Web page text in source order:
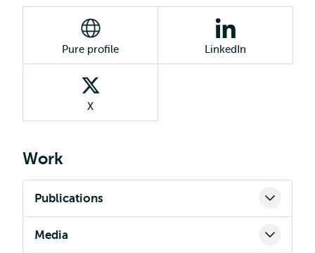
Pure profile LinkedIn
X
Work
Publications
Media